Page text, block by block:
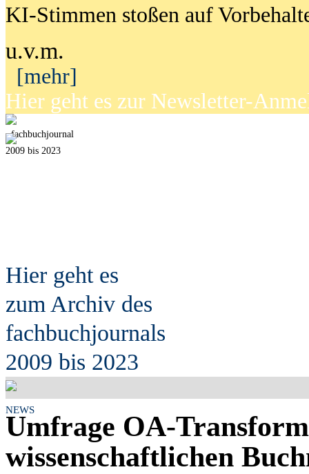
KI-Stimmen stoßen auf
u.v.m.
[mehr]
Hier geht es zur Newsletter-
fachbuchjournal
2009 bis 2023
Hier geht es
zum Archiv des
fachbuchjournals
2009 bis 2023
NEWS
Umfrage OA-
wissenschaftlichen